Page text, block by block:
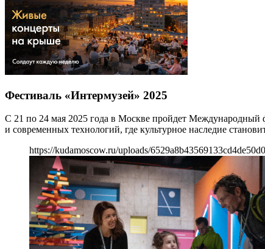
Фестиваль «Интермузей» 2025
С 21 по 24 мая 2025 года в Москве пройдет Международный
и современных технологий, где культурное наследие
https://kudamoscow.ru/uploads/